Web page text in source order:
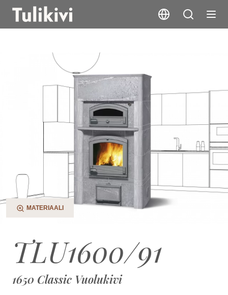
TLU1600/91
MATERIAALI
TLU1600/91
1650 Classic Vuolukivi